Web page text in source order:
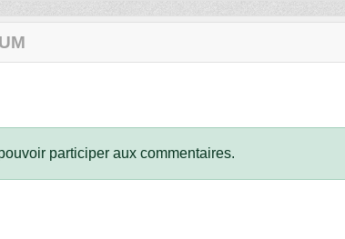
participer aux commentaires.